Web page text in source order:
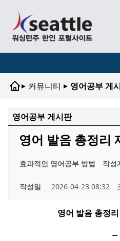
▸ 커뮤니티 ▸ 영어공부 게
영어공부 게시판
영어 발음 총정리
효과적인 영어공부 방법 작성
작성일 2026-04-23 08:32
영어 발음 총정
--